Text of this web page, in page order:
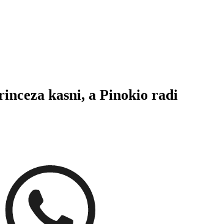
kasni, a Pinokio radi